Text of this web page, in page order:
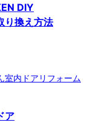
DIY
り換え方法
ア